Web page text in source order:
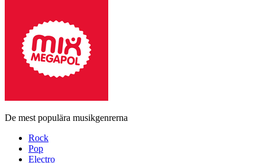
De mest populära musikgenrerna
Rock
Pop
Electro